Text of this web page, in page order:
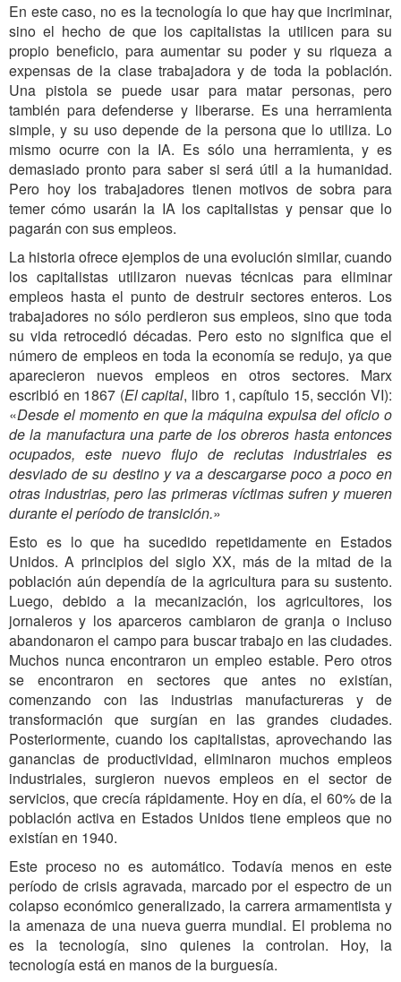
En este caso, no es la tecnología lo que hay que incriminar,
sino el hecho de que los capitalistas la utilicen para su
propio beneficio, para aumentar su poder y su riqueza a
expensas de la clase trabajadora y de toda la población.
Una pistola se puede usar para matar personas, pero
también para defenderse y liberarse. Es una herramienta
simple, y su uso depende de la persona que lo utiliza. Lo
mismo ocurre con la IA. Es sólo una herramienta, y es
demasiado pronto para saber si será útil a la humanidad.
Pero hoy los trabajadores tienen motivos de sobra para
temer cómo usarán la IA los capitalistas y pensar que lo
pagarán con sus empleos.
La historia ofrece ejemplos de una evolución similar, cuando
los capitalistas utilizaron nuevas técnicas para eliminar
empleos hasta el punto de destruir sectores enteros. Los
trabajadores no sólo perdieron sus empleos, sino que toda
su vida retrocedió décadas. Pero esto no significa que el
número de empleos en toda la economía se redujo, ya que
aparecieron nuevos empleos en otros sectores. Marx
escribió en 1867 (El capital, libro 1, capítulo 15, sección VI):
«Desde el momento en que la máquina expulsa del oficio o
de la manufactura una parte de los obreros hasta entonces
ocupados, este nuevo flujo de reclutas industriales es
desviado de su destino y va a descargarse poco a poco en
otras industrias, pero las primeras víctimas sufren y mueren
durante el período de transición.»
Esto es lo que ha sucedido repetidamente en Estados
Unidos. A principios del siglo XX, más de la mitad de la
población aún dependía de la agricultura para su sustento.
Luego, debido a la mecanización, los agricultores, los
jornaleros y los aparceros cambiaron de granja o incluso
abandonaron el campo para buscar trabajo en las ciudades.
Muchos nunca encontraron un empleo estable. Pero otros
se encontraron en sectores que antes no existían,
comenzando con las industrias manufactureras y de
transformación que surgían en las grandes ciudades.
Posteriormente, cuando los capitalistas, aprovechando las
ganancias de productividad, eliminaron muchos empleos
industriales, surgieron nuevos empleos en el sector de
servicios, que crecía rápidamente. Hoy en día, el 60% de la
población activa en Estados Unidos tiene empleos que no
existían en 1940.
Este proceso no es automático. Todavía menos en este
período de crisis agravada, marcado por el espectro de un
colapso económico generalizado, la carrera armamentista y
la amenaza de una nueva guerra mundial. El problema no
es la tecnología, sino quienes la controlan. Hoy, la
tecnología está en manos de la burguesía.